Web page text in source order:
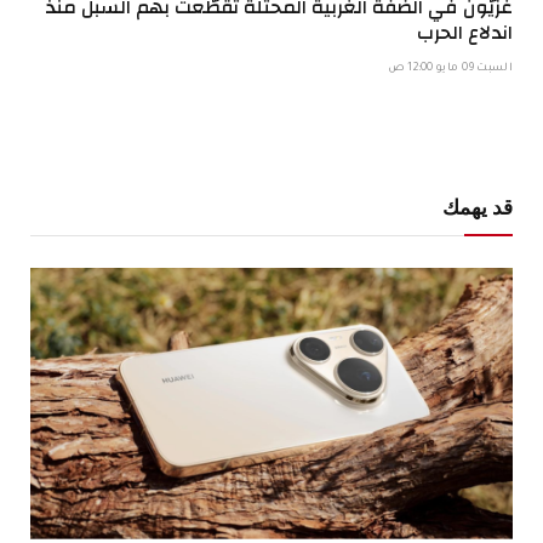
غزيّون في الضفة الغربية المحتلة تقطّعت بهم السبل منذ
اندلاع الحرب
السبت 09 مايو 12:00 ص
قد يهمك